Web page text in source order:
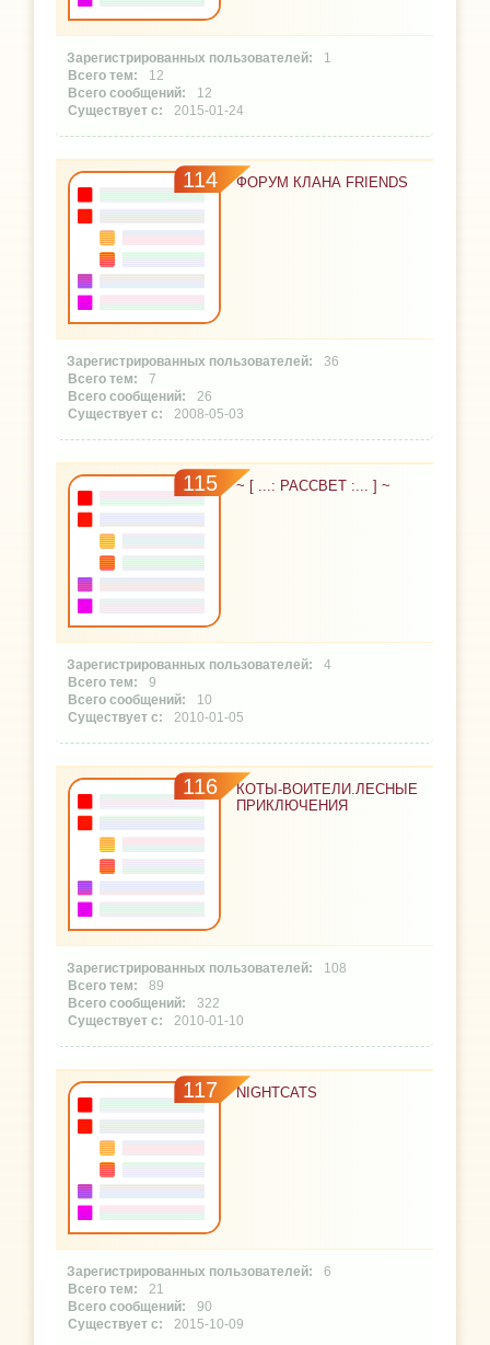
1
12
12
2015-01-24
114 ФОРУМ КЛАНА FRIENDS
36
7
26
2008-05-03
115 ~ [ ...: РАССВЕТ :... ] ~
4
9
10
2010-01-05
116
КОТЫ-ВОИТЕЛИ.ЛЕСНЫЕ
ПРИКЛЮЧЕНИЯ
108
89
322
2010-01-10
117 NIGHTCATS
6
21
90
2015-10-09